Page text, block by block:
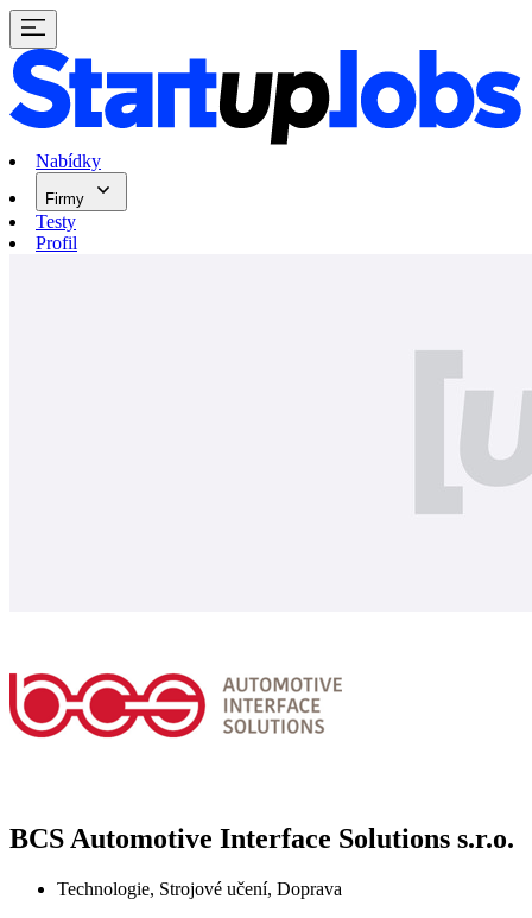
Nabídky
Firmy
Testy
Profil
BCS Automotive Interface Solutions s.r.o.
Technologie, Strojové učení, Doprava